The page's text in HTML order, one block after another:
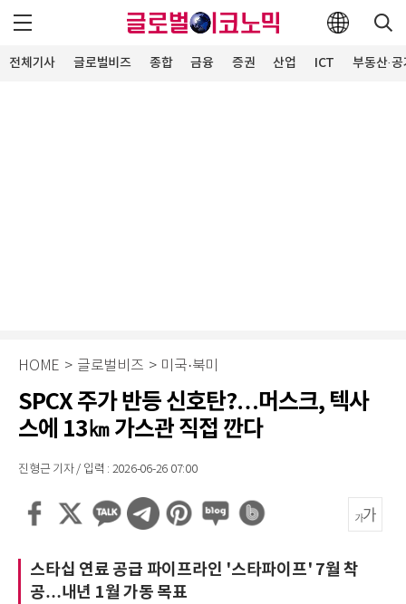
전체기사 글로벌비즈 종합 금융 증권 산업 ICT 부동산·
HOME > 글로벌비즈 > 미국·북미
SPCX 주가 반등 신호탄?…머스크, 텍사
스에 13㎞ 가스관 직접 깐다
진형근 기자 / 입력 : 2026-06-26 07:00
스타십 연료 공급 파이프라인 '스타파이프' 7월 착
공…내년 1월 가동 목표